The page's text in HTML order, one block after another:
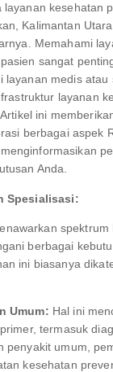
layanan kesehatan
Kalimantan
Memahami
sangat
layanan medis atau
layanan
ini
berbagai aspek
Anda.
Spesialisasi:
berbagai
ini biasanya
Umum: Hal ini
termasuk
penyakit umum,
kesehatan